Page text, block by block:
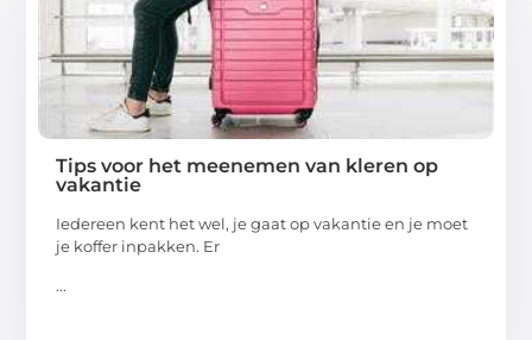
Tips voor het meenemen van kleren op
vakantie
Iedereen kent het wel, je gaat op vakantie en je moet
je koffer inpakken. Er
...